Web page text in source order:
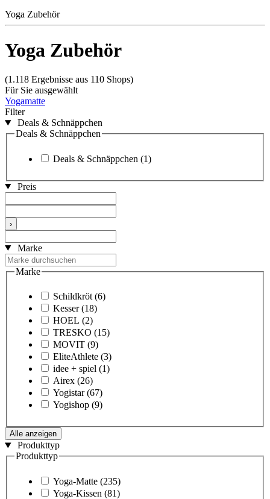
Yoga Zubehör
Yoga Zubehör
(1.118 Ergebnisse aus 110 Shops)
Für Sie ausgewählt
Yogamatte
Filter
Deals & Schnäppchen
Deals & Schnäppchen
Deals & Schnäppchen (1)
Preis
›
Marke
Marke
Schildkröt (6)
Kesser (18)
HOEL (2)
TRESKO (15)
MOVIT (9)
EliteAthlete (3)
idee + spiel (1)
Airex (26)
Yogistar (67)
Yogishop (9)
Alle anzeigen
Produkttyp
Produkttyp
Yoga-Matte (235)
Yoga-Kissen (81)